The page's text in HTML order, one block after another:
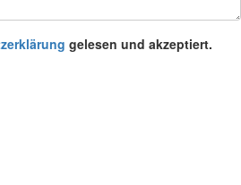
gelesen und akzeptiert.